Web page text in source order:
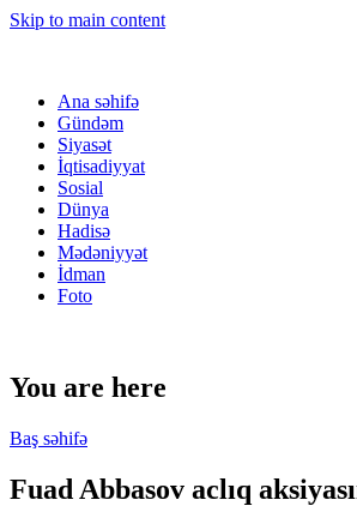
Skip to main content
Ana səhifə
Gündəm
Siyasət
İqtisadiyyat
Sosial
Dünya
Hadisə
Mədəniyyət
İdman
Foto
You are here
Baş səhifə
Fuad Abbasov aclıq